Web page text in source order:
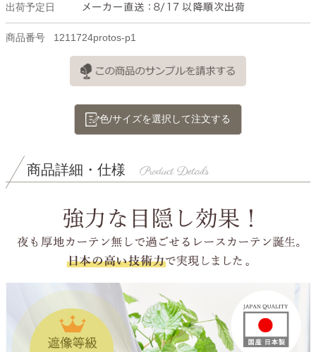
出荷予定日
商品番号 1211724protos-p1
色/サイズを選択して注文する
商品詳細・仕様